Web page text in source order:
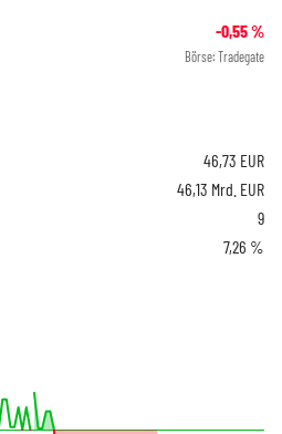
-0,55%
Börse: Tradegate
46,73 EUR
46,13 Mrd. EUR
9
7,26 %